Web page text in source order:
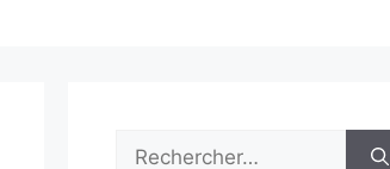
Rechercher :